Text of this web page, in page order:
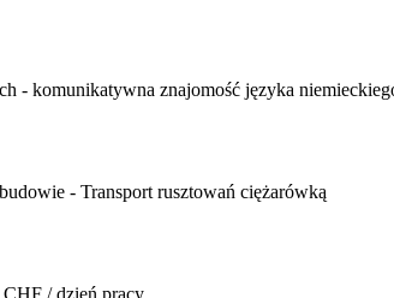
- komunikatywna znajomość języka
- Transport rusztowań ciężarówką
/ dzień pracy